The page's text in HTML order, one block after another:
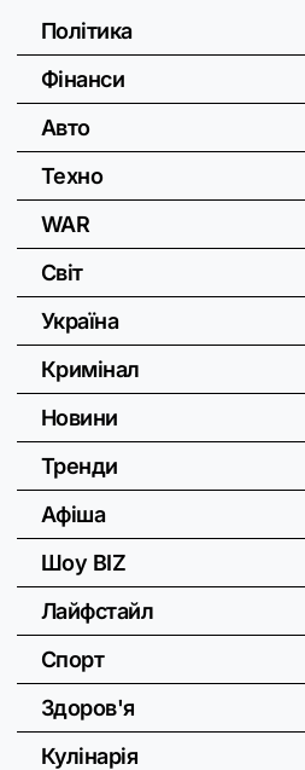
Політика
Фінанси
Авто
Техно
WAR
Світ
Україна
Кримінал
Новини
Тренди
Афіша
Шоу BIZ
Лайфстайл
Спорт
Здоров'я
Кулінарія